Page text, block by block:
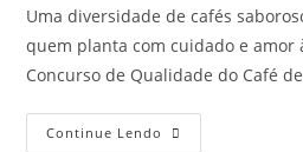
Uma diversidade de cafés
quem planta com cuidado e amor
Concurso de Qualidade do Café
Continue Lendo